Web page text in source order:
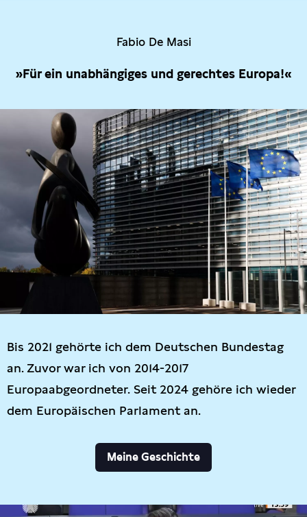
Fabio De Masi
»Für ein unabhängiges und gerechtes Europa!«
Bis 2021 gehörte ich dem Deutschen Bundestag
an. Zuvor war ich von 2014-2017
Europaabgeordneter. Seit 2024 gehöre ich wieder
dem Europäischen Parlament an.
Meine Geschichte